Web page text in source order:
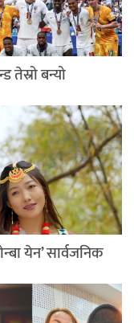
तेस्रो बन्यो
येन’ सार्वजनिक